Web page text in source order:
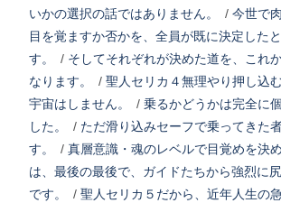
いかの選択の話ではありません。
/ 今世で
目を覚ますか否かを、全員が既に決定した
す。
/ そしてそれぞれが決めた道を、これ
なります。
/ 聖人セリカ４無理やり押し込
宇宙はしません。
/ 乗るかどうかは完全に
した。
/ ただ滑り込みセーフで乗ってきた
す。
/ 真層意識・魂のレベルで目覚めを決
は、最後の最後で、ガイドたちから強烈に
です。
/ 聖人セリカ５だから、近年人生の